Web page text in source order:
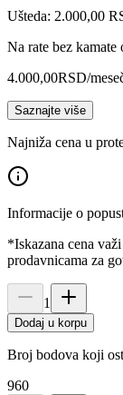
Ušteda: 2.000,00
Na rate bez kamate
4.000,00RSD/
Saznajte više
Najniža cena u
Informacije o
*Iskazana cena
prodavnicama za
1
Dodaj u korpu
Broj bodova koji
960